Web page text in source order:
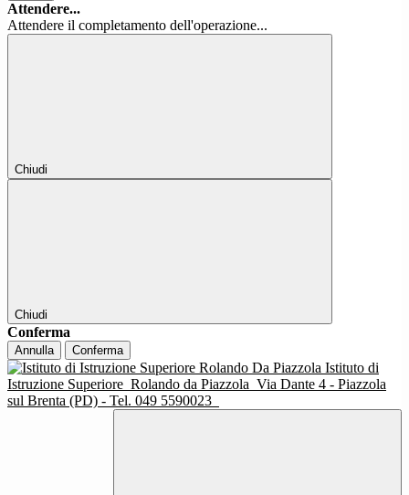
Attendere...
Attendere il completamento dell'operazione...
Chiudi
Chiudi
Conferma
Annulla Conferma
Istituto di
Istruzione Superiore Rolando da Piazzola Via Dante 4 - Piazzola
sul Brenta (PD) - Tel. 049 5590023